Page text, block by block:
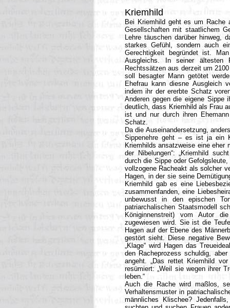
Kriemhild
Bei Kriemhild geht es um Rache
Gesellschaften mit staatlichem
Lehre täuschen darüber hinweg,
starkes Gefühl, sondern auch
Gerechtigkeit begründet ist.
Ausgleichs. In seiner
Rechtssätzen aus derzeit um
soll besagter Mann getötet
Ehefrau kann diesne Ausgleich
indem ihr der ererbte Schatz
Anderen gegen die eigene Sippe
deutlich, dass Kriemhild als Frau
ist und nur durch ihren
Schatz.
Da die Auseinandersetzung,
Sippenehre geht – es ist ja ein
Kriemhilds ansatzweise eine eher
der Nibelungen“: „Kriemhild
durch die Sippe oder
vollzogene Racheakt als solcher
Hagen, in der sie seine
Kriemhild gab es eine
zusammenfanden, eine
unbewusst in den epischen
patriarchalischen Staatsmodell
Königinnenstreit) vom Autor
zugewiesen wird. Sie ist die
Hagen auf der Ebene des
gestört sieht. Diese negative
„Klage“ wird Hagen das
den Racheprozess schuldig,
angeht. „Das rettet Kriemhild
resümiert: „Weil sie wegen ihrer
leben.“
Auch die Rache wird maßlos,
Verhaltensmuster in
männliches Klischee?